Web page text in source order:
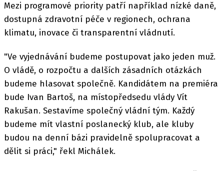
Mezi programové priority patří například nízké daně,
dostupná zdravotní péče v regionech, ochrana
klimatu, inovace či transparentní vládnutí.
"Ve vyjednávání budeme postupovat jako jeden muž.
O vládě, o rozpočtu a dalších zásadních otázkách
budeme hlasovat společně. Kandidátem na premiéra
bude Ivan Bartoš, na místopředsedu vlády Vít
Rakušan. Sestavíme společný vládní tým. Každý
budeme mít vlastní poslanecký klub, ale kluby
budou na denní bázi pravidelně spolupracovat a
dělit si práci," řekl Michálek.